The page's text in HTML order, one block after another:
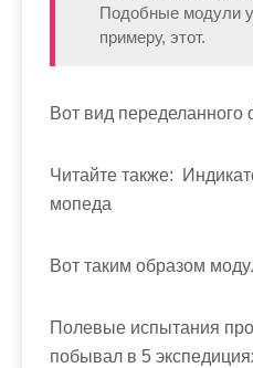
Подобные модули
примеру, этот.
Вот вид переделанного
Читайте также:
мопеда
Вот таким образом
Полевые испытания
побывал в 5